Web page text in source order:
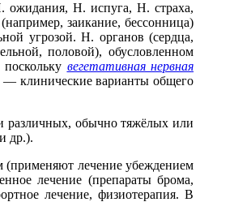
ожидания, Н. испуга, Н. страха,
заикание, бессонница)
угрозой. Н. органов (сердца,
половой), обусловленном
вегетативная нервная
клинические варианты общего
различных, обычно тяжёлых или
др.).
(применяют лечение убеждением
лечение (препараты брома,
лечение, физиотерапия. В